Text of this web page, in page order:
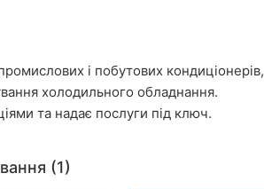
і побутових кондиціонерів,
холодильного обладнання.
та надає послуги під ключ.
(1)